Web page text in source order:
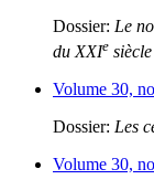
Dossier: Le
du XXIe siècle
Volume 30,
Dossier: Les
Volume 30,